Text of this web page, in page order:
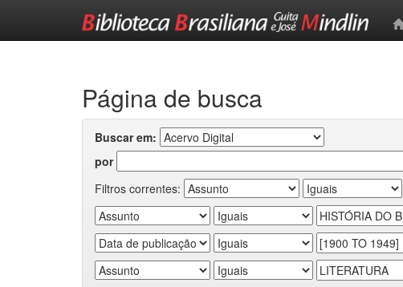
Página de busca
Buscar em:
por
Filtros correntes: